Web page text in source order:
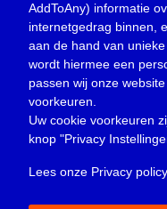
Oproep(734)
Overlijden(39)
Podcast(18)
prijsvraag (5)
Religie (1.438)
Service(226)
AddToAny) informatie
internetgedrag binnen,
aan de hand van
wordt hiermee een
passen wij onze
voorkeuren.
Uw cookie voorkeuren
knop "Privacy
Lees onze Privacy policy